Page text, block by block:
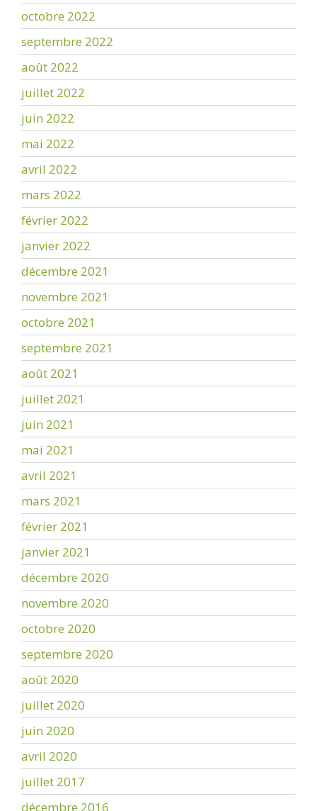
octobre 2022
septembre 2022
août 2022
juillet 2022
juin 2022
mai 2022
avril 2022
mars 2022
février 2022
janvier 2022
décembre 2021
novembre 2021
octobre 2021
septembre 2021
août 2021
juillet 2021
juin 2021
mai 2021
avril 2021
mars 2021
février 2021
janvier 2021
décembre 2020
novembre 2020
octobre 2020
septembre 2020
août 2020
juillet 2020
juin 2020
avril 2020
juillet 2017
décembre 2016